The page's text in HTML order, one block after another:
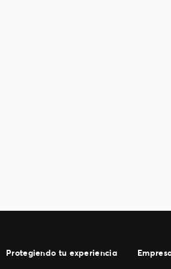
Protegiendo tu experiencia